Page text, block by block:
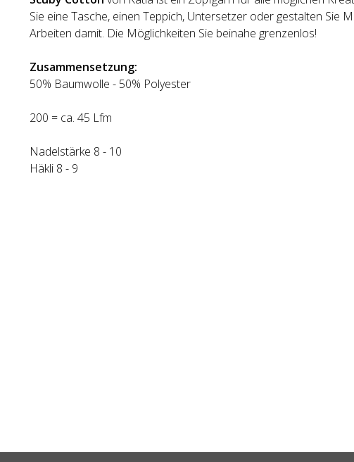
Sie eine Tasche, einen Teppich, Untersetzer oder gestalten Sie
Arbeiten damit. Die Möglichkeiten Sie beinahe grenzenlos!
Zusammensetzung:
50% Baumwolle - 50% Polyester
200 = ca. 45 Lfm
Nadelstärke 8 - 10
Häkli 8 - 9